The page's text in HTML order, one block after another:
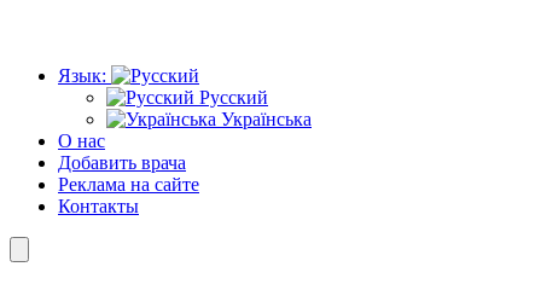
Язык:
Русский
Українська
О нас
Добавить врача
Реклама на сайте
Контакты